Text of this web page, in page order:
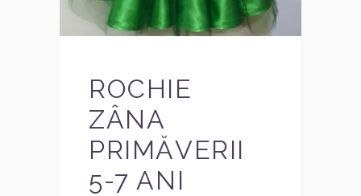
ROCHIE
ZÂNA
PRIMĂVERII
5-7 ANI